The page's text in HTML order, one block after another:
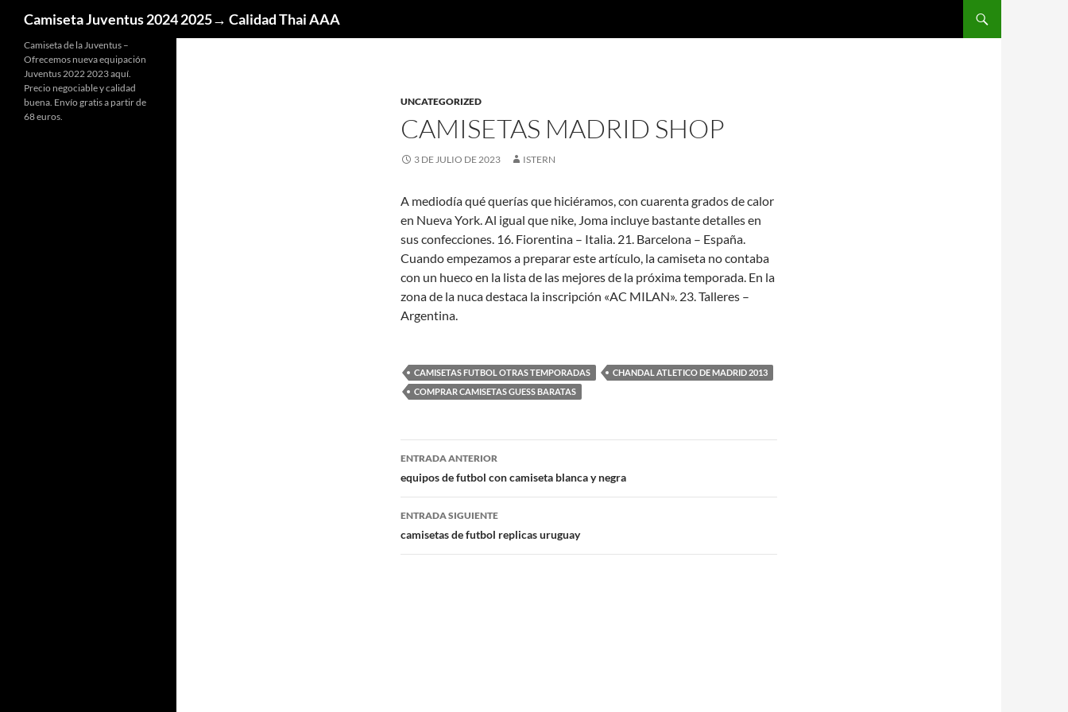
Camiseta Juventus 2024 2025→ Calidad Thai AAA
UNCATEGORIZED
CAMISETAS MADRID SHOP
3 DE JULIO DE 2023 ISTERN
A mediodía qué querías que hiciéramos, con cuarenta grados de calor
en Nueva York. Al igual que nike, Joma incluye bastante detalles en
sus confecciones. 16. Fiorentina – Italia. 21. Barcelona – España.
Cuando empezamos a preparar este artículo, la camiseta no contaba
con un hueco en la lista de las mejores de la próxima temporada. En la
zona de la nuca destaca la inscripción «AC MILAN». 23. Talleres –
Argentina.
CAMISETAS FUTBOL OTRAS TEMPORADAS
CHANDAL ATLETICO DE MADRID 2013
COMPRAR CAMISETAS GUESS BARATAS
Navegación
de
entradas
ENTRADA ANTERIOR
equipos de futbol con camiseta blanca y negra
ENTRADA SIGUIENTE
camisetas de futbol replicas uruguay
Camiseta de la Juventus –
Ofrecemos nueva equipación
Juventus 2022 2023 aquí.
Precio negociable y calidad
buena. Envío gratis a partir de
68 euros.